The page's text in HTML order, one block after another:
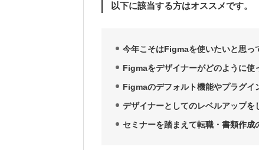
以下に該当する方はオススメです。
今年こそはFigmaを使いたいと思っ
Figmaをデザイナーがどのように使
Figmaのデフォルト機能やプラグイ
デザイナーとしてのレベルアップを
セミナーを踏まえて転職・書類作成